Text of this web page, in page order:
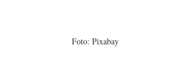
Foto: Pixabay